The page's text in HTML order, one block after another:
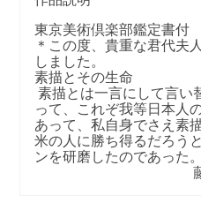
東京美術倶楽部鑑定書付
＊この度、貴重な君代夫
しました。
素描とその生命
素描とは一言にして言い
って、これぞ我等日本人
あって、私自身でさえ素
米の人に勝ち得るだろう
ンを研磨したので
藤田嗣治「